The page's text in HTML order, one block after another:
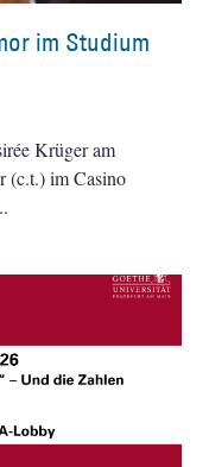
im Studium
Krüger am
(c.t.) im Casino